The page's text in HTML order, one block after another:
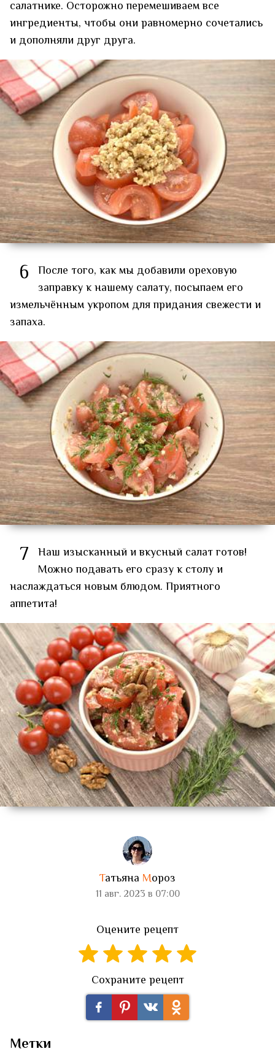
салатнике. Осторожно перемешиваем все
ингредиенты, чтобы они равномерно сочетались
и дополняли друг друга.
6 После того, как мы добавили ореховую
заправку к нашему салату, посыпаем его
измельчённым укропом для придания свежести и
запаха.
7 Наш изысканный и вкусный салат готов!
Можно подавать его сразу к столу и
наслаждаться новым блюдом. Приятного
аппетита!
Татьяна Мороз
11 авг. 2023 в 07:00
Оцените рецепт
Сохраните рецепт
Метки